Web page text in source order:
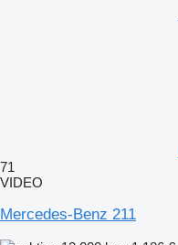
71
VIDEO
Mercedes-Benz 211